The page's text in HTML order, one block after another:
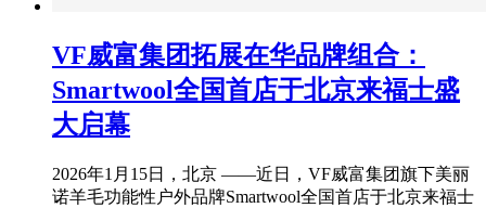
VF威富集团拓展在华品牌组合：
Smartwool全国首店于北京来福士盛
大启幕
2026年1月15日，北京 ——近日，VF威富集团旗下美丽
诺羊毛功能性户外品牌Smartwool全国首店于北京来福士